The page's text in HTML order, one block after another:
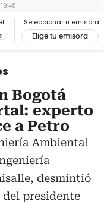
Selecciona tu emisora
Elige tu emisora
19:48
Bogotá
experto
a Petro
Ambiental
desmintió
presidente